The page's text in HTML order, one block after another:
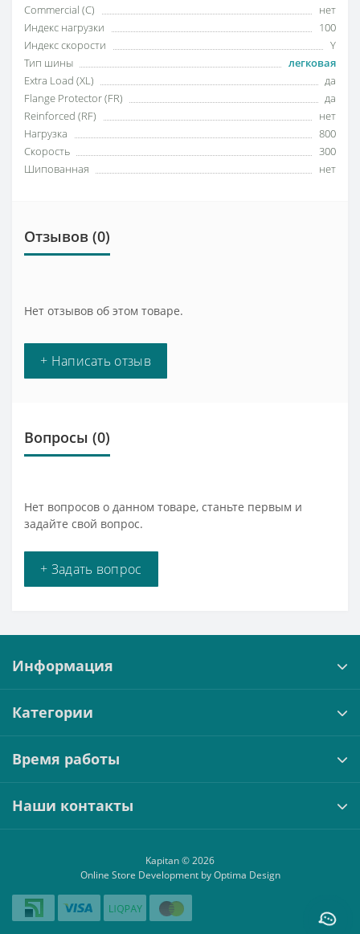
Commercial (C)
нет
Индекс нагрузки
100
Индекс скорости
Y
Тип шины
легковая
Extra Load (XL)
да
Flange Protector (FR)
да
Reinforced (RF)
нет
Нагрузка
800
Скорость
300
Шипованная
нет
Отзывов (0)
Нет отзывов об этом товаре.
+ Написать отзыв
Вопросы (0)
Нет вопросов о данном товаре, станьте первым и
задайте свой вопрос.
+ Задать вопрос
Информация
Категории
Время работы
Наши контакты
Kapitan © 2026
Online Store Development by Optima Design